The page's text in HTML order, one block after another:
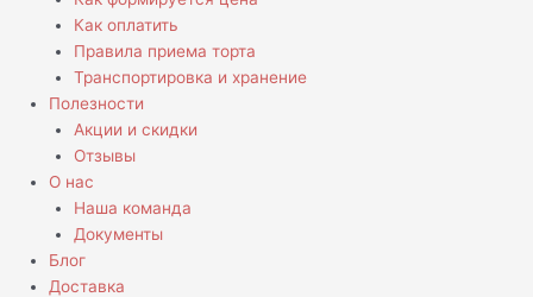
Как оплатить
Правила приема торта
Транспортировка и хранение
Полезности
Акции и скидки
Отзывы
О нас
Наша команда
Документы
Блог
Доставка